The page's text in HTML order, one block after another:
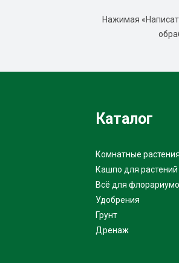
Нажимая
Каталог
Комнатные растения
Кашпо для растений
Всё для
Удобрения
Грунт
Дренаж